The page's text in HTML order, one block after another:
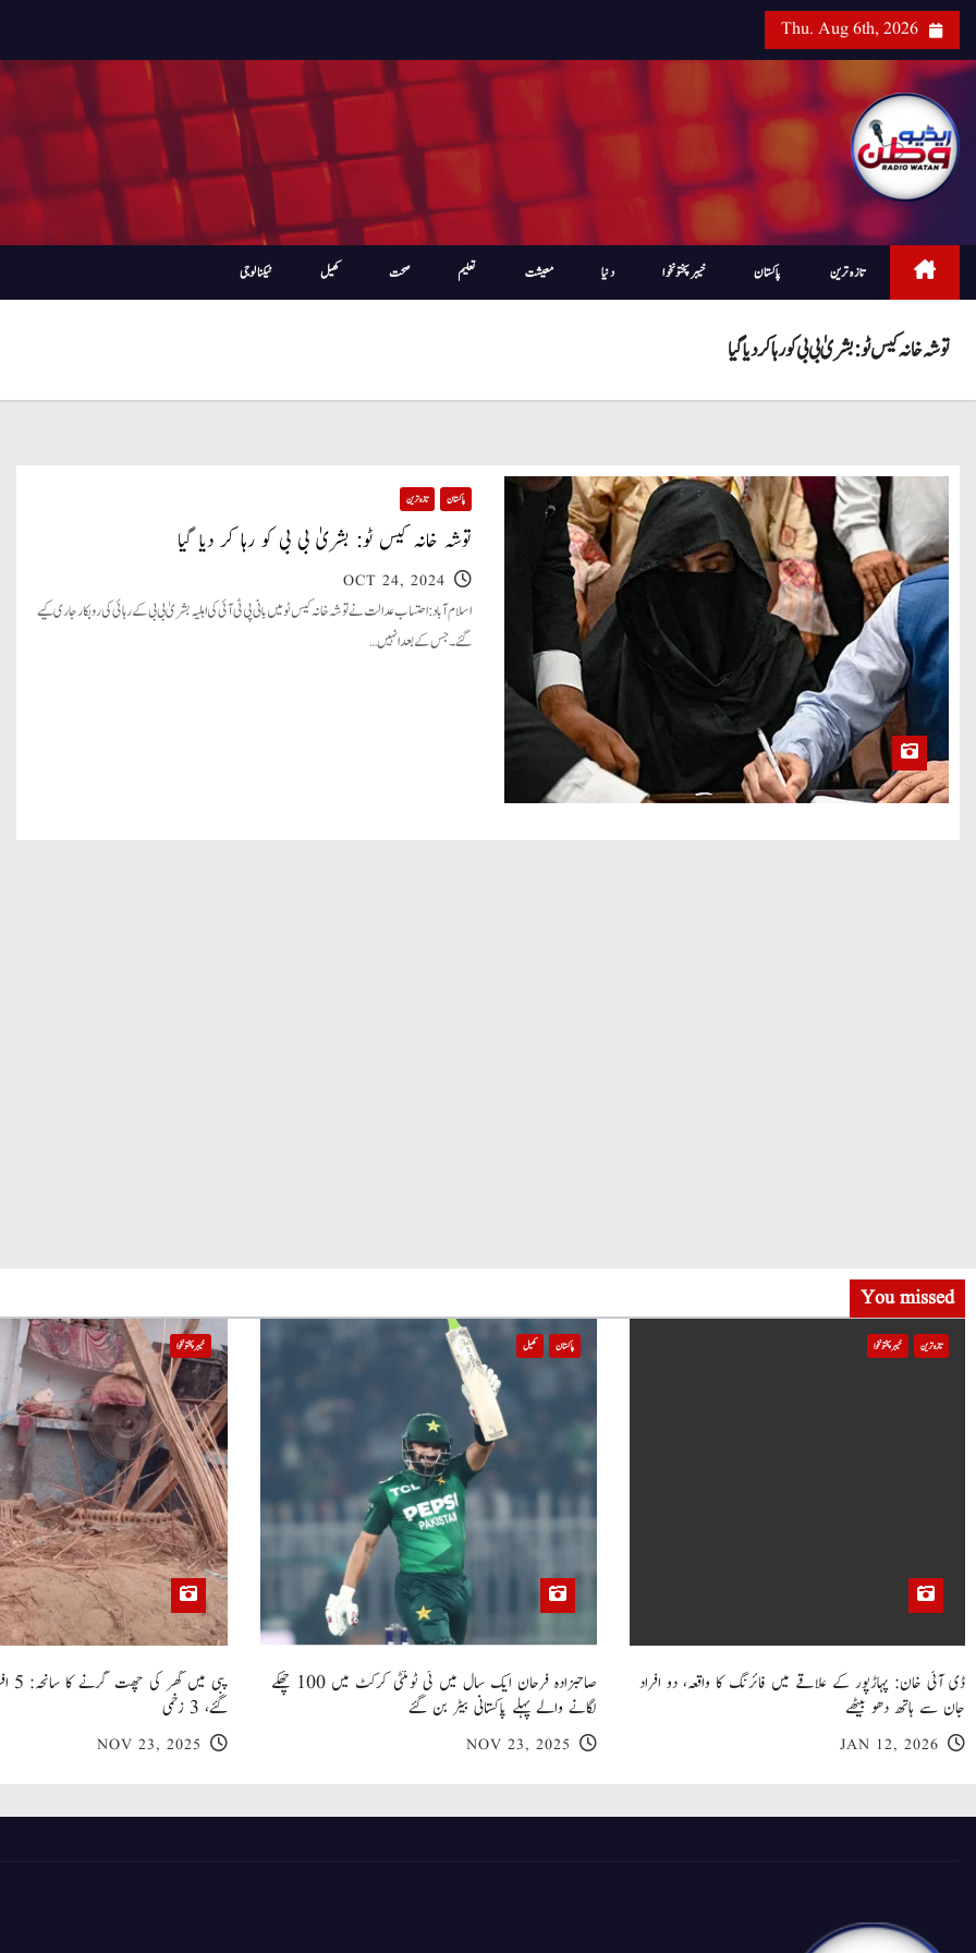
i
Thu. Aug 6th, 2026
تازہ ترین پاکستان خیبرپختونخوا دنیا معیشت تعلیم صحت کھیل ٹیکنالوجی
توشہ خانہ کیس ٹو: بشریٰ بی بی کو رہا کر دیا گیا
پاکستان تازہ ترین
توشہ خانہ کیس ٹو: بشریٰ بی بی کو رہا کر دیا گیا
OCT 24, 2024
اسلام آباد: احتساب عدالت نے توشہ خانہ کیس ٹو میں بانی پی ٹی آئی کی اہلیہ بشریٰ بی بی کے رہائی کی روبکار جاری کیے
گئے۔ جس کے بعد انہیں…
You missed
تازہ ترین خیبر پختونخوا
ڈی آئی خان: پہاڑپور کے علاقے میں فائرنگ کا واقعہ، دو افراد
جان سے ہاتھ دھو بیٹھے
JAN 12, 2026
پاکستان کھیل
صاحبزادہ فرحان ایک سال میں ٹی ٹوئنٹی کرکٹ میں 100 چھکے
لگانے والے پہلے پاکستانی بیٹر بن گئے
NOV 23, 2025
خیبر پختونخوا
گئے، 3 زخمی
NOV 23, 2025